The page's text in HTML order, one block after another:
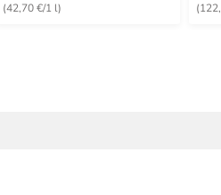
(42,70 €/1 l)